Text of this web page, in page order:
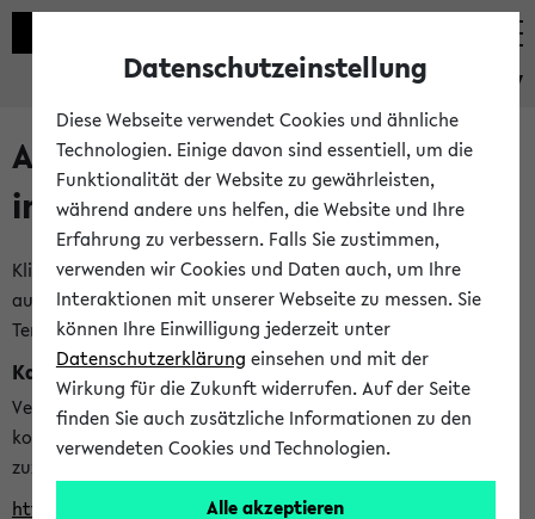
eKVV
Alle veröffentlichten Semester
im eKVV
Klicken Sie auf das Semester, welches Sie für Ihre Sitzung
auswählen möchten. Bitte beachten Sie auch die weiteren
Termine imKalender der Lehrplanung
Kalenderintegration
Verwenden Sie die folgende Adresse, um mit einer
kompatiblen Kalenderanwendung auf die Vorlesungszeiten
zuzugreifen (nähere Informationen
finden Sie hier
https://ekvv.uni-bielefeld.de/ws/calendar?vz
Datenschutzeinstellung
Diese Webseite verwendet Cookies und ähnliche
Technologien. Einige davon sind essentiell, um die
Funktionalität der Website zu gewährleisten,
während andere uns helfen, die Website und Ihre
Erfahrung zu verbessern. Falls Sie zustimmen,
verwenden wir Cookies und Daten auch, um Ihre
Interaktionen mit unserer Webseite zu messen. Sie
können Ihre Einwilligung jederzeit unter
Datenschutzerklärung einsehen und mit der
Wirkung für die Zukunft widerrufen. Auf der Seite
finden Sie auch zusätzliche Informationen zu den
verwendeten Cookies und Technologien.
Alle akzeptieren